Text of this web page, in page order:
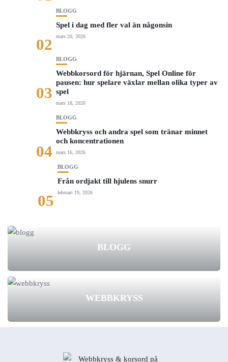
02
BLOGG
Spel i dag med fler val än någonsin
mars 20, 2026
03
BLOGG
Webbkorsord för hjärnan, Spel Online för
pausen: hur spelare växlar mellan olika typer av
spel
mars 18, 2026
04
BLOGG
Webbkryss och andra spel som tränar minnet
och koncentrationen
mars 16, 2026
05
BLOGG
Från ordjakt till hjulens snurr
februari 19, 2026
BLOGG
WEBBKRYSS